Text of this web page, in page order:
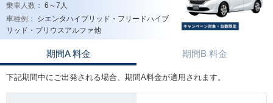
乗車人数： 6～7人
車種例：
シエンタハイブリッド・フリードハイブ
リッド・プリウスアルファ他
期間A 料金 期間B 料金
下記期間中にご出発される場合、期間A料金が適用されます。